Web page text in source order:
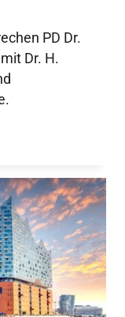
PD Dr.
Dr. H.